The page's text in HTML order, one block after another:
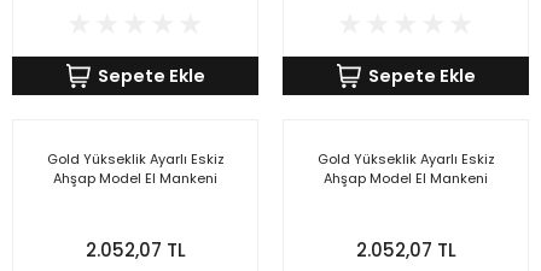
Sepete Ekle Sepete Ekle
Gold Yükseklik Ayarlı Eskiz
Ahşap Model El Mankeni
2.052,07 TL
Gold Yükseklik Ayarlı Eskiz
Ahşap Model El Mankeni
2.052,07 TL